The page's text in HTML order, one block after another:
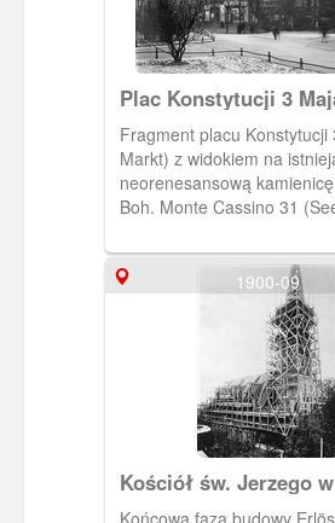
Plac Konstytucji 3
Fragment placu Konstytucji
Markt) z widokiem na
neorenesansową
Boh. Monte Cassino 31
r. przez architekta
dla kupca Heinricha
F. Kergel, ok. 1925 r., Tow.
Sopotu. [IDX:1980,1238]
1900-09
Kościół św. Jerzego
Końcowa faza budowy